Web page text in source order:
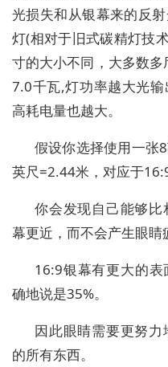
光损失和从银幕来的反
灯(相对于旧式碳精灯技
寸的大小不同，大多数
7.0千瓦,灯功率越大光
高耗电量也越大。
假设你选择使用一张
英尺=2.44米，对应于
你会发现自己能够
幕更近，而不会产生眼睛
16:9银幕有更大的
确地说是35%。
因此眼睛需要更努
的所有东西。